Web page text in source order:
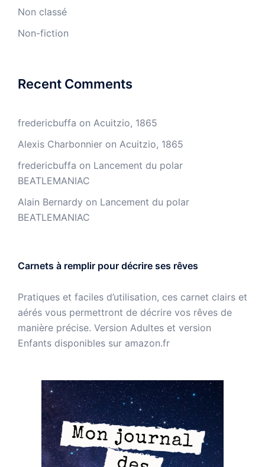
Non classé
Non-fiction
Recent Comments
fredericbuffa on Acuitzio, 1865
Alexis Charbonnier on Acuitzio, 1865
fredericbuffa on Lancement du polar
BEATLEMANIAC
Alain Bernardy on Lancement du polar
BEATLEMANIAC
Carnets à remplir pour décrire ses rêves
Pratiques et faciles d’utilisation, ces carnet clairs et
aérés vous permettront de décrire vos rêves de
manière précise. Version Adultes et version
Enfants disponibles sur amazon.fr